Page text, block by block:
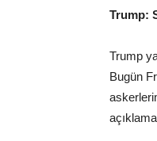
Trump:
Trump
Bugün